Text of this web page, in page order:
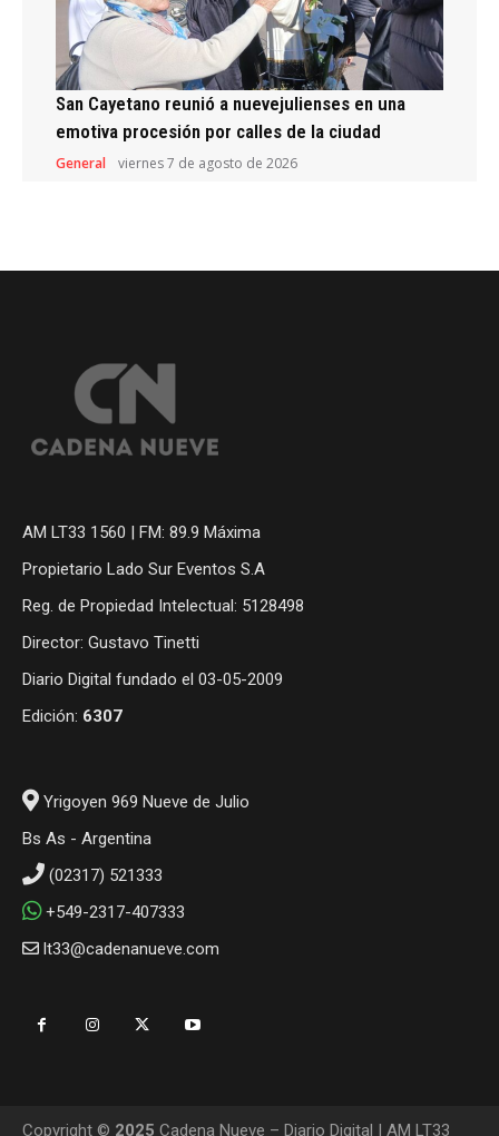
San Cayetano reunió a nuevejulienses en una
emotiva procesión por calles de la ciudad
General viernes 7 de agosto de 2026
AM LT33 1560 | FM: 89.9 Máxima
Propietario Lado Sur Eventos S.A
Reg. de Propiedad Intelectual: 5128498
Director: Gustavo Tinetti
Diario Digital fundado el 03-05-2009
Edición: 6307
Yrigoyen 969 Nueve de Julio
Bs As - Argentina
(02317) 521333
+549-2317-407333
lt33@cadenanueve.com
Copyright © 2025 Cadena Nueve – Diario Digital | AM LT33